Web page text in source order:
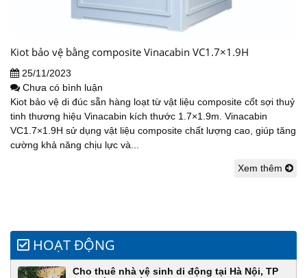
Kiot bảo vệ bằng composite Vinacabin VC1.7×1.9H
25/11/2023
Chưa có bình luận
Kiot bảo vệ di đúc sẵn hàng loạt từ vật liệu composite cốt sợi thuỷ
tinh thương hiệu Vinacabin kích thước 1.7×1.9m. Vinacabin
VC1.7×1.9H sử dụng vật liệu composite chất lượng cao, giúp tăng
cường khả năng chịu lực và...
Xem thêm
HOẠT ĐỘNG
Cho thuê nhà vệ sinh di động tại Hà Nội, TP